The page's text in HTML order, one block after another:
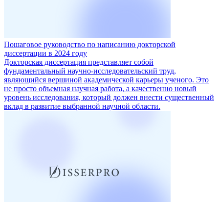
Пошаговое руководство по написанию докторской
диссертации в 2024 году
Докторская диссертация представляет собой
фундаментальный научно-исследовательский труд,
являющийся вершиной академической карьеры ученого. Это
не просто объемная научная работа, а качественно новый
уровень исследования, который должен внести существенный
вклад в развитие выбранной научной области.